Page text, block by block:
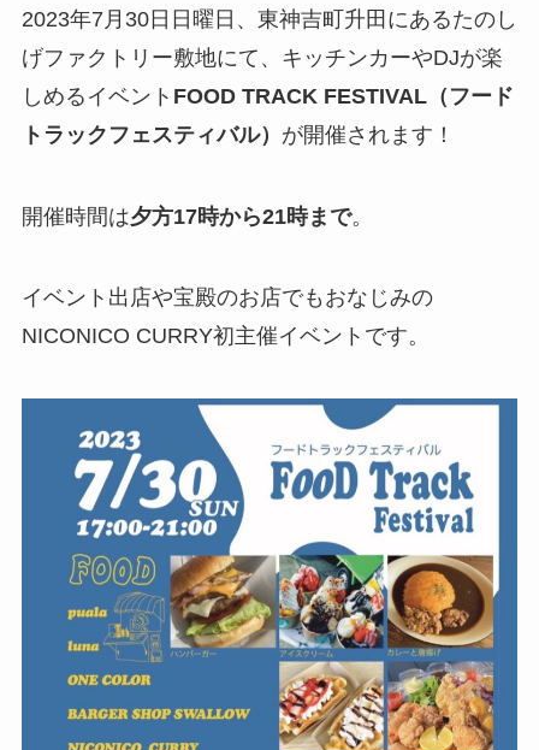
2023年7月30日日曜日、東神吉町升田にあるたのし
げファクトリー敷地にて、キッチンカーやDJが楽
しめるイベント FOOD TRACK FESTIVAL（フード
トラックフェスティバル） が開催されます！
開催時間は夕方17時から21時まで。
イベント出店や宝殿のお店でもおなじみの
NICONICO CURRY初主催イベントです。